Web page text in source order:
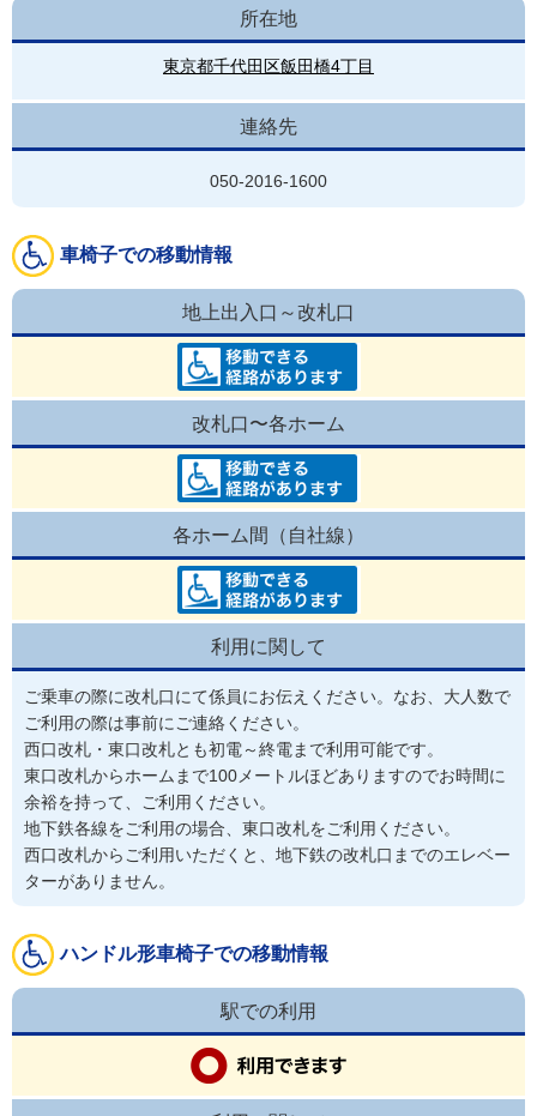
所在地
東京都千代田区飯田橋4丁目
連絡先
050-2016-1600
車椅子での移動情報
地上出入口～改札口
改札口〜各ホーム
各ホーム間（自社線）
利用に関して
ご乗車の際に改札口にて係員にお伝えください。なお、大人数で
ご利用の際は事前にご連絡ください。
西口改札・東口改札とも初電～終電まで利用可能です。
東口改札からホームまで100メートルほどありますのでお時間に
余裕を持って、ご利用ください。
地下鉄各線をご利用の場合、東口改札をご利用ください。
西口改札からご利用いただくと、地下鉄の改札口までのエレベー
ターがありません。
ハンドル形車椅子での移動情報
駅での利用